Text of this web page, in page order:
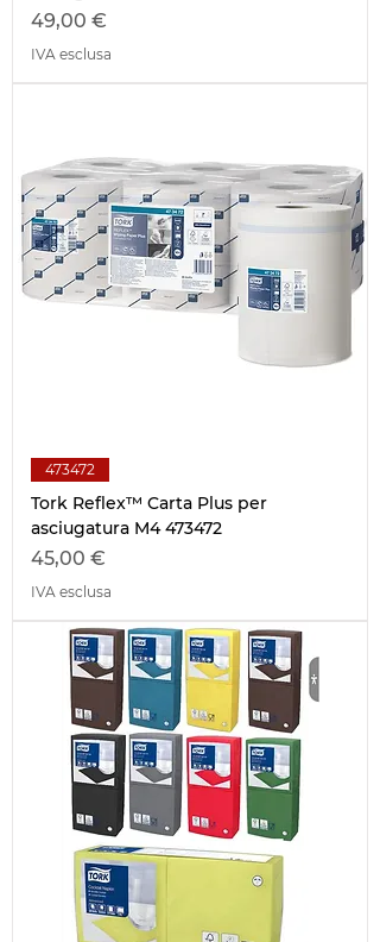
Prezzo
49,00 €
IVA esclusa
473472
Tork Reflex™ Carta Plus per
asciugatura M4 473472
Prezzo
45,00 €
IVA esclusa